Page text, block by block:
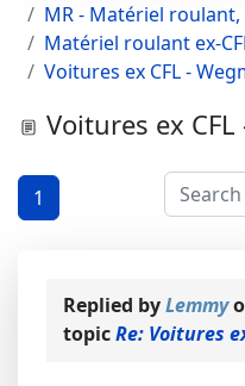
MR - Matériel
Matériel roulant ex-
Voitures ex CFL -
Voitures ex
1
Replied byLemmy
topicRe: Voitures